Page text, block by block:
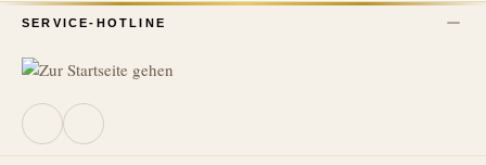
SERVICE-HOTLINE